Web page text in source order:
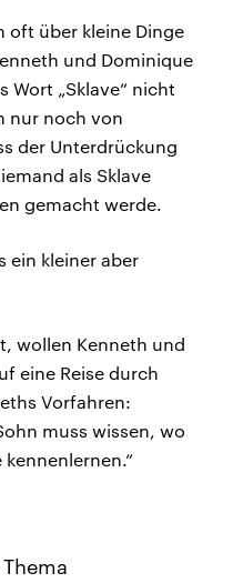
oft über kleine Dinge
und Dominique
Wort „Sklave“ nicht
nur noch von
der Unterdrückung
als Sklave
gemacht werde.
ein kleiner aber
wollen Kenneth und
eine Reise durch
Vorfahren:
muss wissen, wo